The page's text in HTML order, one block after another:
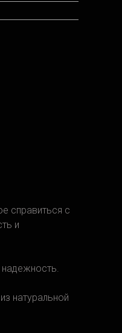
справиться с
и
натуральной